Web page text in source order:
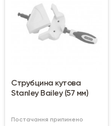
Струбцина кутова
Stanley Bailey (57 мм)
Постачання припинено